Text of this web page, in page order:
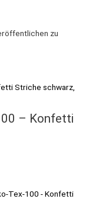
zu
– Konfetti